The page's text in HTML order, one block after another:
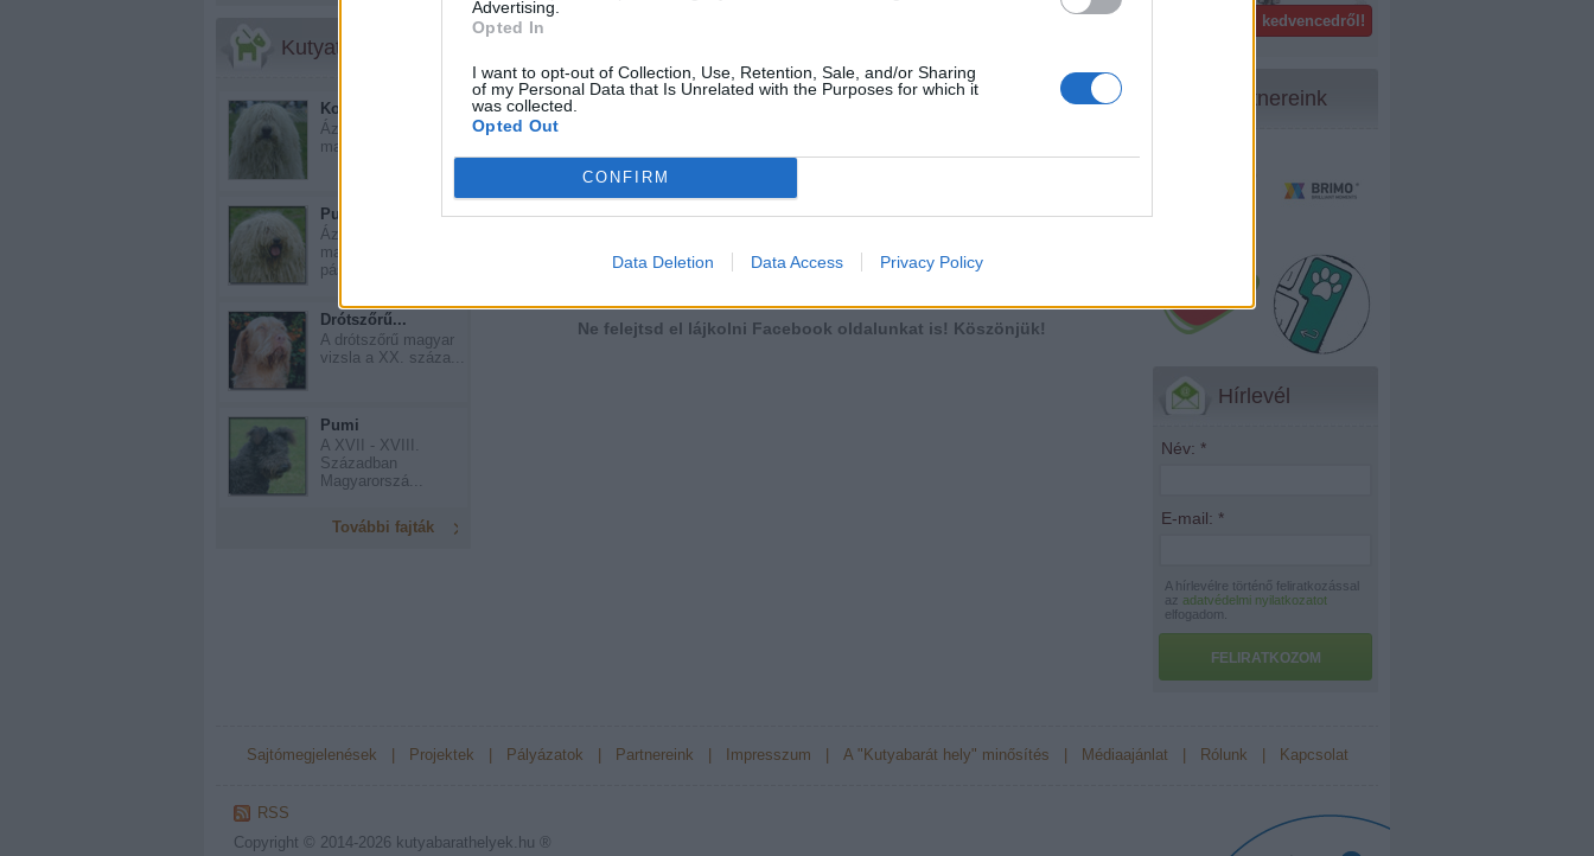
Advertising.
Opted In
I want to opt-out of Collection, Use, Retention, Sale, and/or Sharing
of my Personal Data that Is Unrelated with the Purposes for which it
was collected.
Opted Out
CONFIRM
Data Deletion Data Access Privacy Policy
Kutyatár
Komondor
Ázsiai eredetű, ősi
magyar pásztorkut...
Puli
Ázsiai eredetű
magyar terelő
pásztork...
Drótszőrű...
A drótszőrű magyar
vizsla a XX. száza...
Pumi
A XVII - XVIII.
Században
Magyarorszá...
További fajták
Ne felejtsd el lájkolni Facebook oldalunkat is! Köszönjük!
Gondoskodj kedvencedről!
Partnereink
Hírlevél
Név: *
E-mail: *
A hírlevélre történő feliratkozással
az adatvédelmi nyilatkozatot
elfogadom.
FELIRATKOZOM
Sajtómegjelenések Projektek Pályázatok Partnereink Impresszum A "Kutyabarát hely" minősítés Médiaajánlat| Rólunk Kapcsolat
RSS
Copyright © 2014-2026 kutyabarathelyek.hu ®